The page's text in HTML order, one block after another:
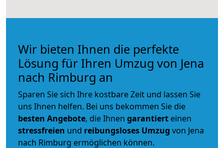
Wir bieten Ihnen die perfekte
Lösung für Ihren Umzug von Jena
nach Rimburg an
Sparen Sie sich Ihre kostbare Zeit und lassen Sie
uns Ihnen helfen. Bei uns bekommen Sie die
besten Angebote, die Ihnen garantiert einen
stressfreien und reibungsloses Umzug von Jena
nach Rimburg ermöglichen können.